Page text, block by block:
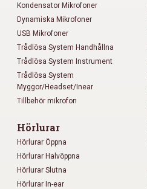
Kondensator Mikrofoner
Dynamiska Mikrofoner
USB Mikrofoner
Trådlösa System Handhållna
Trådlösa System Instrument
Trådlösa System
Myggor/Headset/Inear
Tillbehör mikrofon
Hörlurar
Hörlurar Öppna
Hörlurar Halvöppna
Hörlurar Slutna
Hörlurar In-ear